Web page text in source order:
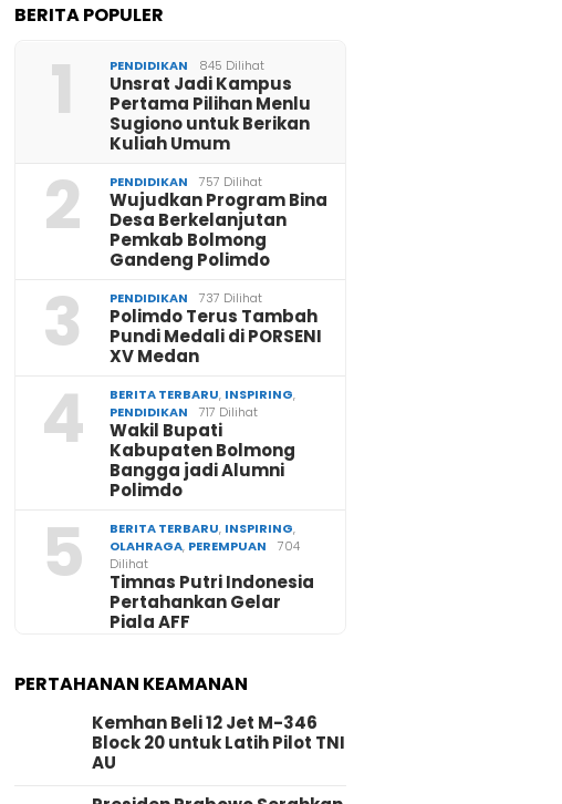
BERITA POPULER
1 PENDIDIKAN 845 Dilihat
Unsrat Jadi Kampus
Pertama Pilihan Menlu
Sugiono untuk Berikan
Kuliah Umum
2 PENDIDIKAN 757 Dilihat
Wujudkan Program Bina
Desa Berkelanjutan
Pemkab Bolmong
Gandeng Polimdo
3 PENDIDIKAN 737 Dilihat
Polimdo Terus Tambah
Pundi Medali di PORSENI
XV Medan
4 BERITA TERBARU, INSPIRING,
PENDIDIKAN
717 Dilihat
Wakil Bupati
Kabupaten Bolmong
Bangga jadi Alumni
Polimdo
5 BERITA TERBARU, INSPIRING,
OLAHRAGA, PEREMPUAN
704
Dilihat
Timnas Putri Indonesia
Pertahankan Gelar
Piala AFF
PERTAHANAN KEAMANAN
Kemhan Beli 12 Jet M-346
Block 20 untuk Latih Pilot TNI
AU